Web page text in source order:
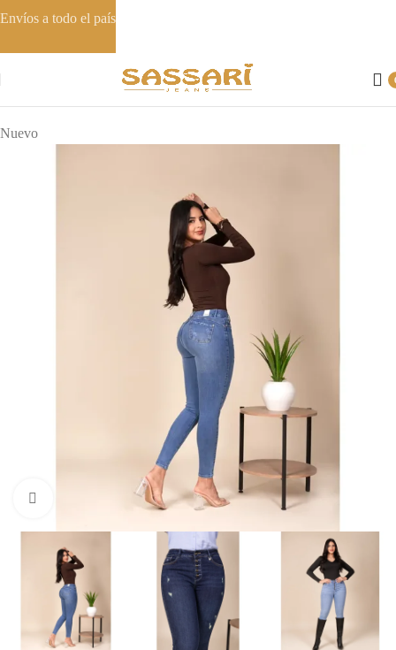
Nuevo
Clic para ampliar
Envíos a todo el país